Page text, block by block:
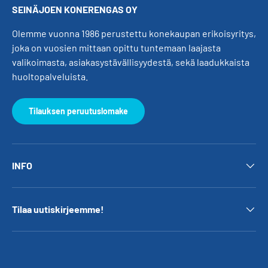
SEINÄJOEN KONERENGAS OY
Olemme vuonna 1986 perustettu konekaupan erikoisyritys,
joka on vuosien mittaan opittu tuntemaan laajasta
valikoimasta, asiakasystävällisyydestä, sekä laadukkaista
huoltopalveluista.
Tilauksen peruutuslomake
INFO
Tilaa uutiskirjeemme!